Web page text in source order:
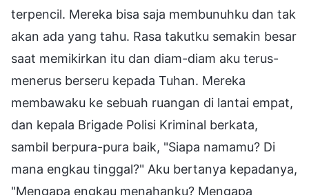
terpencil. Mereka bisa saja membunuhku dan tak
akan ada yang tahu. Rasa takutku semakin besar
saat memikirkan itu dan diam-diam aku terus-
menerus berseru kepada Tuhan. Mereka
membawaku ke sebuah ruangan di lantai empat,
dan kepala Brigade Polisi Kriminal berkata,
sambil berpura-pura baik, "Siapa namamu? Di
mana engkau tinggal?" Aku bertanya kepadanya,
"Mengapa engkau menahanku? Mengapa